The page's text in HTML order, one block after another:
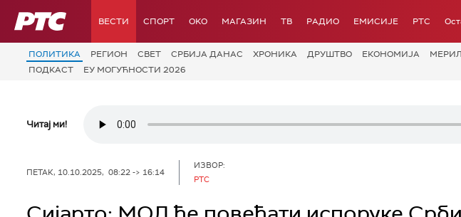
РТС ВЕСТИ СПОРТ OKO МАГАЗИН ТВ РАДИО ЕМИСИЈЕ РТС
ПОЛИТИКА РЕГИОН СВЕТ СРБИЈА ДАНАС ХРОНИКА ДРУШТВО ЕКОНОМИЈА
ПОДКАСТ
ЕУ МОГУЋНОСТИ 2026
Читај ми!
ПЕТАК, 10.10.2025, 08:22 -> 16:14
ИЗВОР:
РТС